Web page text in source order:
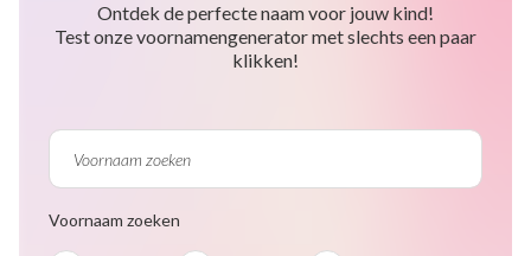
Ontdek de perfecte naam voor jouw kind!
Test onze voornamengenerator met slechts een paar
klikken!
Voornaam zoeken